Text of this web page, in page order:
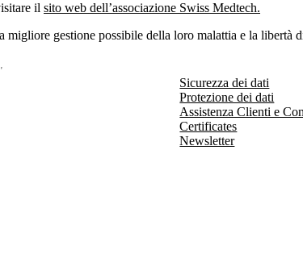
il sito web dell’associazione Swiss Medtech.
gestione possibile della loro malattia e la libertà
Sicurezza dei dati
Protezione dei dati
Assistenza Clienti e
Certificates
Newsletter